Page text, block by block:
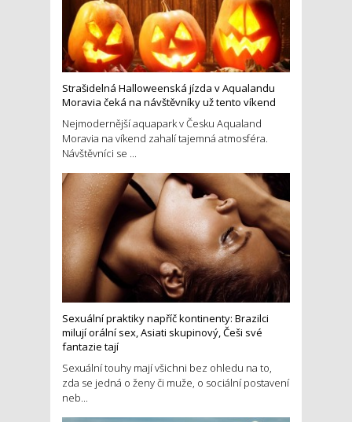
Strašidelná Halloweenská jízda v Aqualandu
Moravia čeká na návštěvníky už tento víkend
Nejmodernější aquapark v Česku Aqualand
Moravia na víkend zahalí tajemná atmosféra.
Návštěvníci se ...
Sexuální praktiky napříč kontinenty: Brazilci
milují orální sex, Asiati skupinový, Češi své
fantazie tají
Sexuální touhy mají všichni bez ohledu na to,
zda se jedná o ženy či muže, o sociální postavení
neb...